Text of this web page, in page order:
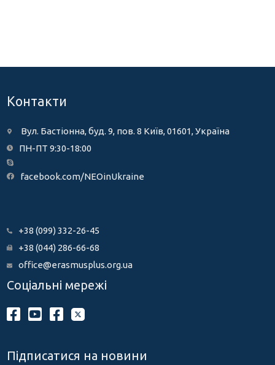
Контакти
Вул. Бастіонна, буд. 9, пов. 8 Київ, 01601, Україна
ПН-ПТ 9:30-18:00
facebook.com/NEOinUkraine
+38 (099) 332-26-45
+38 (044) 286-66-68
office@erasmusplus.org.ua
Соціальні мережі
Підписатися на новини